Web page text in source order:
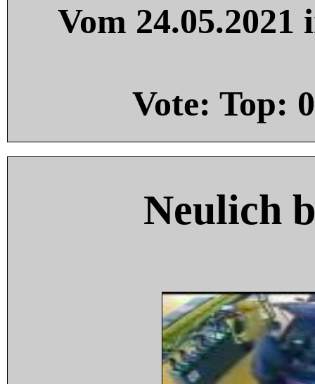
Vom
Vote: Top: 0
Neulich